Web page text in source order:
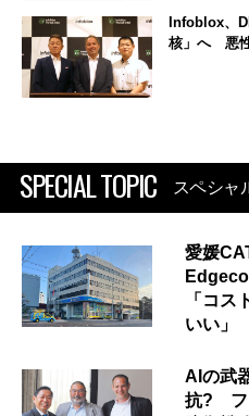
Infoblox、
核」へ 悪
SPECIAL TOPIC スペシャ
愛媛
「コス
いい」
AIの武
抗? フ